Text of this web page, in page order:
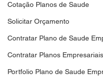
Cotação Planos de Saude
Solicitar Orçamento
Contratar Plano de Saude
Contratar Planos Empresariais
Portfolio Plano de Saude